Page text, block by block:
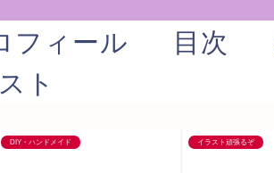
フィール 目次
ト
DIY・ハンドメイド イラスト頑張るぞ